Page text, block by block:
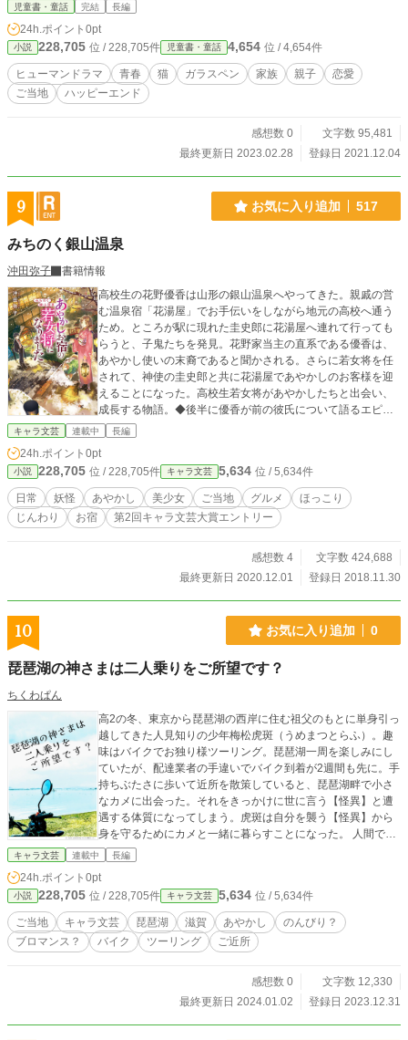
児童書・童話 完結 長編
24h.ポイント 0pt
小説 228,705 位 / 228,705件 児童書・童話 4,654 位 / 4,654件
ヒューマンドラマ 青春 猫 ガラスペン 家族 親子
恋愛
ご当地
ハッピーエンド
感想数 0
文字数 95,481
最終更新日 2023.02.28
登録日 2021.12.04
9 お気に入り追加 517
みちのく銀山温泉
沖田弥子
書籍情報
高校生の花野優香は山形の銀山温泉へやってきた。親戚の営
む温泉宿「花湯屋」でお手伝いをしながら地元の高校へ通う
ため。ところが駅に現れた圭史郎に花湯屋へ連れて行っても
らうと、子鬼たちを発見。花野家当主の直系である優香は、
あやかし使いの末裔であると聞かされる。さらに若女将を任
されて、神使の圭史郎と共に花湯屋であやかしのお客様を迎
えることになった。高校生若女将があやかしたちと出会い、
成長する物語。◆後半に優香が前の彼氏について語るエピソ
ードがありますが、私の実体験を交えています。◆第2回キャ
キャラ文芸 連載中 長編
24h.ポイント 0pt
小説 228,705 位 / 228,705件 キャラ文芸 5,634 位 / 5,634件
日常 妖怪 あやかし 美少女 ご当地 グルメ
ほっこり
じんわり
お宿 第2回キャラ文芸大賞エントリー
感想数 4
文字数 424,688
最終更新日 2020.12.01
登録日 2018.11.30
10 お気に入り追加 0
琵琶湖の神さまは二人乗りをご所望です？
ちくわぱん
高2の冬、東京から琵琶湖の西岸に住む祖父のもとに単身引っ
越してきた人見知りの少年梅松虎斑（うめまつとらふ）。趣
味はバイクでお独り様ツーリング。琵琶湖一周を楽しみにし
ていたが、配達業者の手違いでバイク到着が2週間も先に。手
持ちぶたさに歩いて近所を散策していると、琵琶湖畔で小さ
なカメに出会った。それをきっかけに世に言う【怪異】と遭
遇する体質になってしまう。虎斑は自分を襲う【怪異】から
身を守るためにカメと一緒に暮らすことになった。 人間でさ
え怖くて近寄りたくないと思っていた虎斑だったが、怪異や
んびりおひとり様田舎暮らしを堪能しようと思っていた人見
知り少年とカメの姿をした琵琶湖の神さまの、のんびりまっ
たりしたい、けどそうもいかないかも？的な田舎タンデムラ
イフな話です。 （タンデムは二人乗りの意味です） ＊作品内
の画像はすべて自分で撮ったものを使用しております。
キャラ文芸 連載中 長編
24h.ポイント 0pt
小説 228,705 位 / 228,705件 キャラ文芸 5,634 位 / 5,634件
ご当地 キャラ文芸 琵琶湖 滋賀 あやかし
のんびり？
ブロマンス？
バイク ツーリング ご近所
感想数 0
文字数 12,330
最終更新日 2024.01.02
登録日 2023.12.31